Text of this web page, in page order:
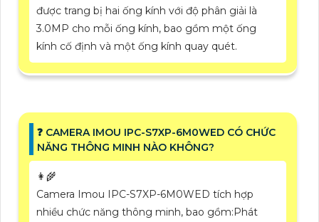
được trang bị hai ống kính với độ phân giải là
3.0MP cho mỗi ống kính, bao gồm một ống
kính cố định và một ống kính quay quét.
❓ CAMERA IMOU IPC-S7XP-6M0WED CÓ CHỨC
NĂNG THÔNG MINH NÀO KHÔNG?
👩‍🌾
Camera Imou IPC-S7XP-6M0WED tích hợp
nhiều chức năng thông minh, bao gồm:Phát